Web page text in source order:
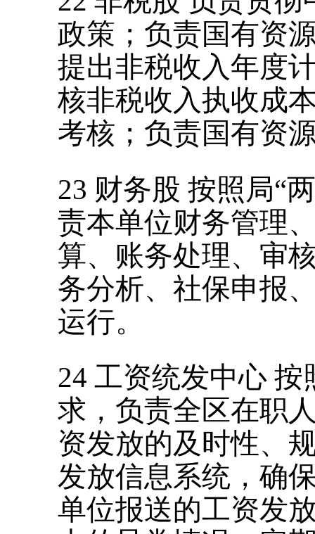
政策；负责国有资
提出非税收入年度
核非税收入执收成
考核；负责国有资
23 财务股 按照局“
责本单位财务管理
算、账务处理、审
务分析、社保申报
运行。
24 工资统发中心 按
求，负责全区在职
资发放的及时性、
发放信息系统，确
单位报送的工资发